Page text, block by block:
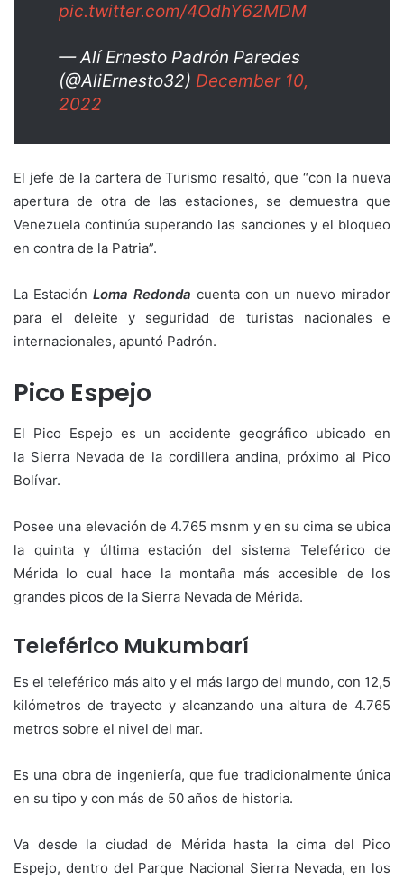
pic.twitter.com/4OdhY62MDM
— Alí Ernesto Padrón Paredes
(@AliErnesto32) December 10,
2022
El jefe de la cartera de Turismo resaltó, que “con la nueva
apertura de otra de las estaciones, se demuestra que
Venezuela continúa superando las sanciones y el bloqueo
en contra de la Patria”.
La Estación Loma Redonda cuenta con un nuevo mirador
para el deleite y seguridad de turistas nacionales e
internacionales, apuntó Padrón.
Pico Espejo
El Pico Espejo es un accidente geográfico ubicado en
la Sierra Nevada de la cordillera andina, próximo al Pico
Bolívar.
Posee una elevación de 4.765 msnm y en su cima se ubica
la quinta y última estación del sistema Teleférico de
Mérida lo cual hace la montaña más accesible de los
grandes picos de la Sierra Nevada de Mérida.
Teleférico Mukumbarí
Es el teleférico más alto y el más largo del mundo, con 12,5
kilómetros de trayecto y alcanzando una altura de 4.765
metros sobre el nivel del mar.
Es una obra de ingeniería, que fue tradicionalmente única
en su tipo y con más de 50 años de historia.
Va desde la ciudad de Mérida hasta la cima del Pico
Espejo, dentro del Parque Nacional Sierra Nevada, en los